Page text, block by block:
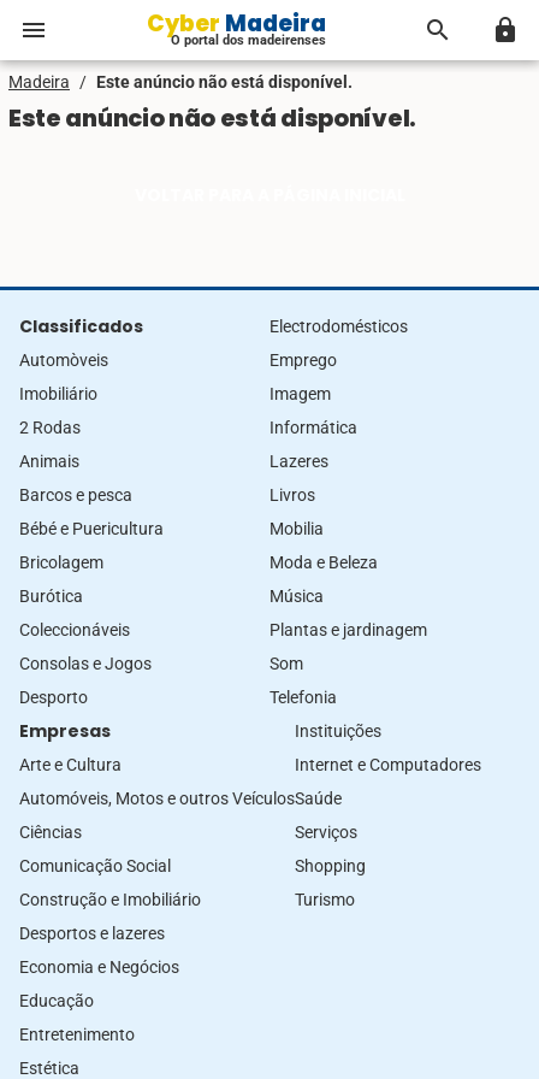
menu Cyber Madeira
O portal dos madeirenses search lock
Madeira / Este anúncio não está disponível.
Este anúncio não está disponível.
Classificados
Automòveis
Imobiliário
2 Rodas
Animais
Barcos e pesca
Bébé e Puericultura
Bricolagem
Burótica
Coleccionáveis
Consolas e Jogos
Desporto
Electrodomésticos
Emprego
Imagem
Informática
Lazeres
Livros
Mobilia
Moda e Beleza
Música
Plantas e jardinagem
Som
Telefonia
Empresas
Arte e Cultura
Automóveis, Motos e outros Veículos
Ciências
Comunicação Social
Construção e Imobiliário
Desportos e lazeres
Economia e Negócios
Educação
Entretenimento
Estética
Instituições
Internet e Computadores
Saúde
Serviços
Shopping
Turismo